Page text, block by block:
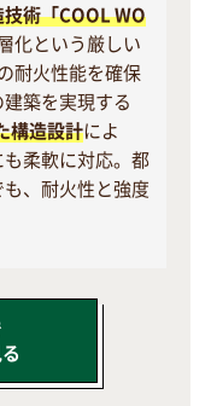
術「COOL WO
化という厳しい
耐火性能を確保
築を実現する
構造設計によ
柔軟に対応。都
、耐火性と強度